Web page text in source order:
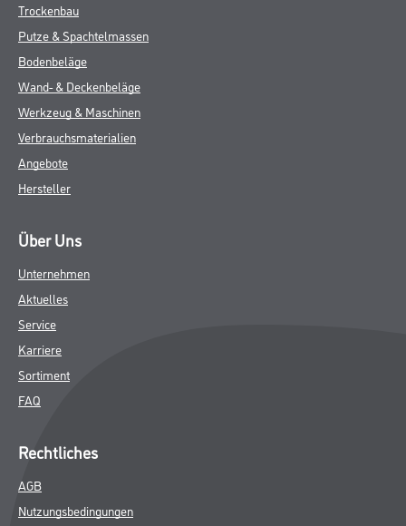
Trockenbau
Putze & Spachtelmassen
Bodenbeläge
Wand- & Deckenbeläge
Werkzeug & Maschinen
Verbrauchsmaterialien
Angebote
Hersteller
Über Uns
Unternehmen
Aktuelles
Service
Karriere
Sortiment
FAQ
Rechtliches
AGB
Nutzungsbedingungen